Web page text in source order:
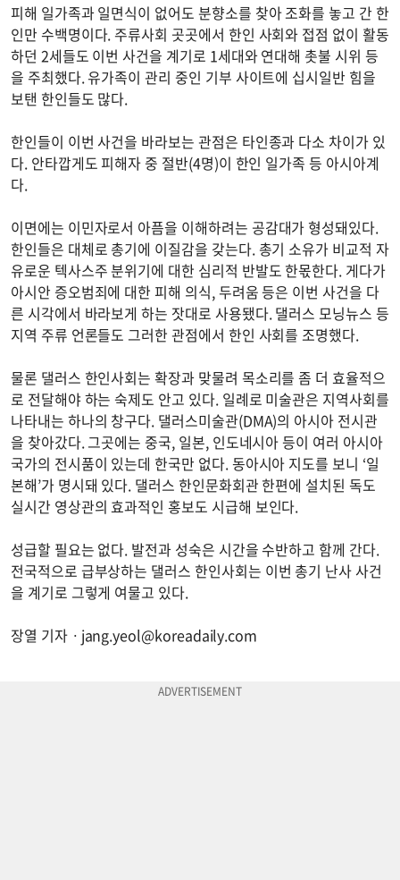
피해 일가족과 일면식이 없어도 분향소를 찾아 조화를 놓고 간 한
인만 수백명이다. 주류사회 곳곳에서 한인 사회와 접점 없이 활동
하던 2세들도 이번 사건을 계기로 1세대와 연대해 촛불 시위 등
을 주최했다. 유가족이 관리 중인 기부 사이트에 십시일반 힘을
보탠 한인들도 많다.
한인들이 이번 사건을 바라보는 관점은 타인종과 다소 차이가 있
다. 안타깝게도 피해자 중 절반(4명)이 한인 일가족 등 아시아계
다.
이면에는 이민자로서 아픔을 이해하려는 공감대가 형성돼있다.
한인들은 대체로 총기에 이질감을 갖는다. 총기 소유가 비교적 자
유로운 텍사스주 분위기에 대한 심리적 반발도 한몫한다. 게다가
아시안 증오범죄에 대한 피해 의식, 두려움 등은 이번 사건을 다
른 시각에서 바라보게 하는 잣대로 사용됐다. 댈러스 모닝뉴스 등
지역 주류 언론들도 그러한 관점에서 한인 사회를 조명했다.
물론 댈러스 한인사회는 확장과 맞물려 목소리를 좀 더 효율적으
로 전달해야 하는 숙제도 안고 있다. 일례로 미술관은 지역사회를
나타내는 하나의 창구다. 댈러스미술관(DMA)의 아시아 전시관
을 찾아갔다. 그곳에는 중국, 일본, 인도네시아 등이 여러 아시아
국가의 전시품이 있는데 한국만 없다. 동아시아 지도를 보니 ‘일
본해’가 명시돼 있다. 댈러스 한인문화회관 한편에 설치된 독도
실시간 영상관의 효과적인 홍보도 시급해 보인다.
성급할 필요는 없다. 발전과 성숙은 시간을 수반하고 함께 간다.
전국적으로 급부상하는 댈러스 한인사회는 이번 총기 난사 사건
을 계기로 그렇게 여물고 있다.
장열 기자ㆍ jang.yeol@koreadaily.com